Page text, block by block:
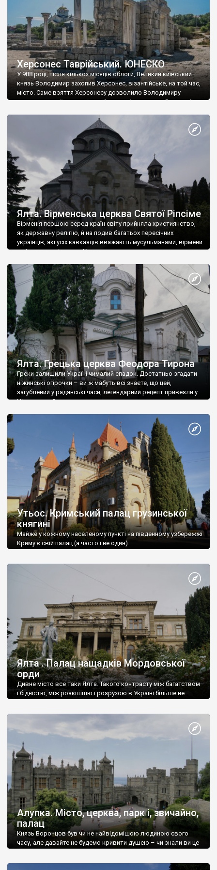
Херсонес Таврійський. ЮНЕСКО
У 988 році, після кількох місяців облоги, Великий київський
князь Володимир захопив Херсонес, візантійське, на той час,
місто. Саме взяття Херсонесу дозволило Володимиру
диктувати свої умови візантійському імператору Василю ІІ, та
Херсонесі Володимир-язичник, став Василем-християнином.
А потім було Хрещення Русі. На честь Херсонесу Таврійського
Ялта. Вірменська церква Святої Ріпсіме
Вірменія першою серед країн світу прийняла християнство,
як державну релігію, й на подив багатьох пересічних
українців, які усіх кавказців вважають мусульманами, вірмени
є відданими вірянами Христа
Ялта. Грецька церква Феодора Тирона
Греки залишили Україні чималий спадок. Достатньо згадати
ніжинські огірочки – ви ж мабуть всі знаєте, що цей,
загублений у радянські часи, легендарний рецепт привезли у
Ніжин греки?
Утьос. Кримський палац грузинської
княгині
Майже у кожному населеному пункті на південному узбережжі
Криму є свій палац (а часто і не один).
Ялта . Палац нащадків Мордовської
орди
Дивне місто все таки Ялта. Такого контрасту між багатством
і бідністю, між розкішшю і розрухою в Україні більше не
Алупка. Місто, церква, парк і, звичайно,
палац
Князь Воронцов був чи не найвідомішою людиною свого
часу, але давайте не будемо кривити душею – чи знали ви це